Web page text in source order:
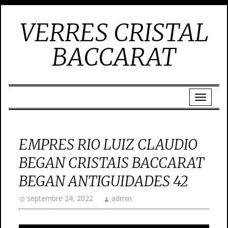
VERRES CRISTAL
BACCARAT
EMPRES RIO LUIZ CLAUDIO
BEGAN CRISTAIS BACCARAT
BEGAN ANTIGUIDADES 42
septembre 24, 2022 admin